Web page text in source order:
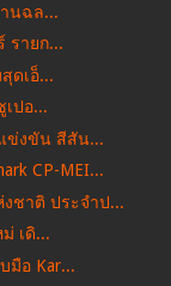
นฉล...
รายก...
ดเอ็...
ปอ...
ข่งขัน สีสัน...
CP-MEI...
ชาติ ประจำป...
เดิ...
มือ Kar...